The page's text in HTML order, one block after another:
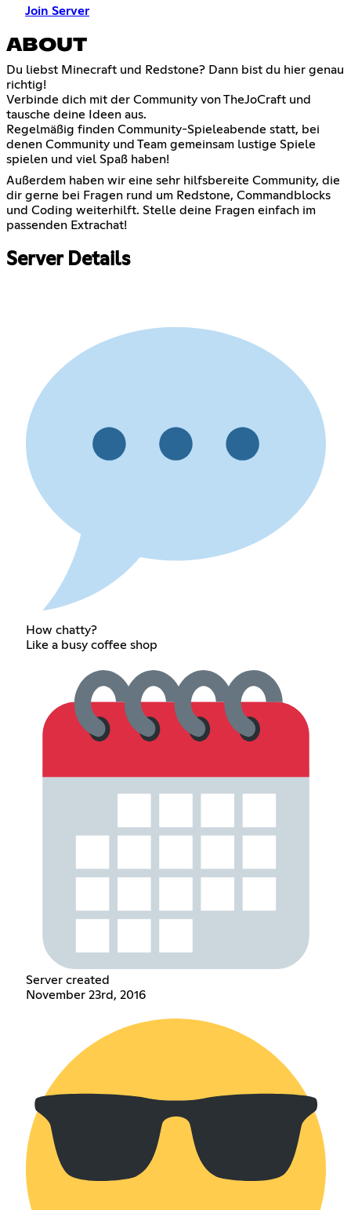
Join Server
ABOUT
Du liebst Minecraft und Redstone? Dann bist du hier genau
richtig!
Verbinde dich mit der Community von TheJoCraft und
tausche deine Ideen aus.
Regelmäßig finden Community-Spieleabende statt, bei
denen Community und Team gemeinsam lustige Spiele
spielen und viel Spaß haben!
Außerdem haben wir eine sehr hilfsbereite Community, die
dir gerne bei Fragen rund um Redstone, Commandblocks
und Coding weiterhilft. Stelle deine Fragen einfach im
passenden Extrachat!
Server Details
How chatty?
Like a busy coffee shop
Server created
November 23rd, 2016